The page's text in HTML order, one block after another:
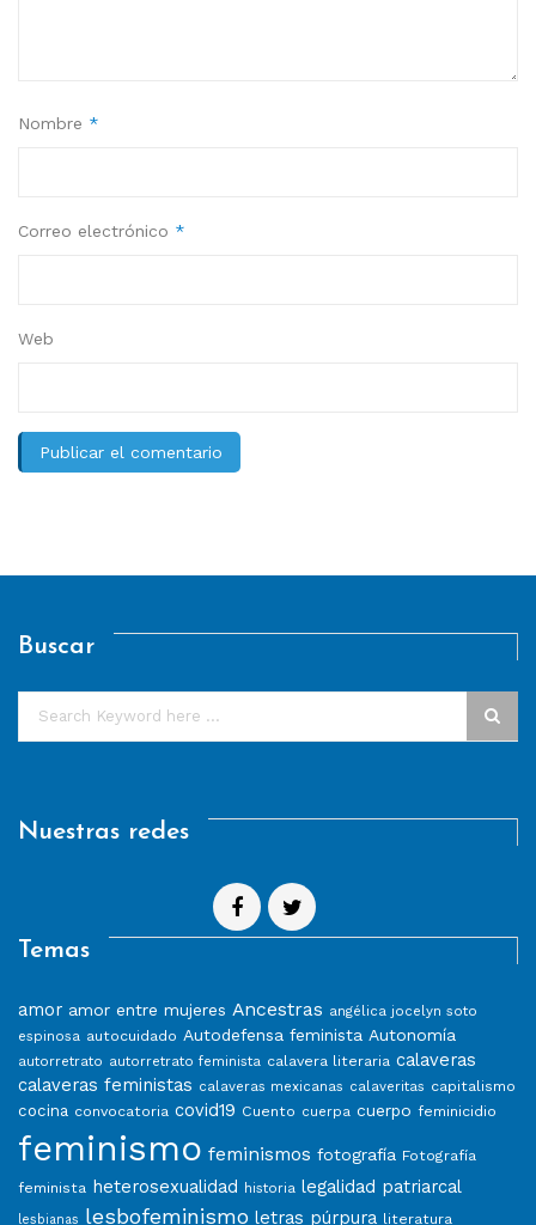
Nombre *
Correo electrónico *
Web
Buscar
Nuestras redes
Temas
amor amor entre mujeres Ancestras angélica jocelyn soto
espinosa autocuidado Autodefensa feminista Autonomía
autorretrato autorretrato feminista calavera literaria calaveras
calaveras feministas calaveras mexicanas calaveritas capitalismo
cocina convocatoria covid19 Cuento cuerpa cuerpo feminicidio
feminismo feminismos fotografía Fotografía
feminista heterosexualidad historia legalidad patriarcal
lesbianas lesbofeminismo letras púrpura literatura